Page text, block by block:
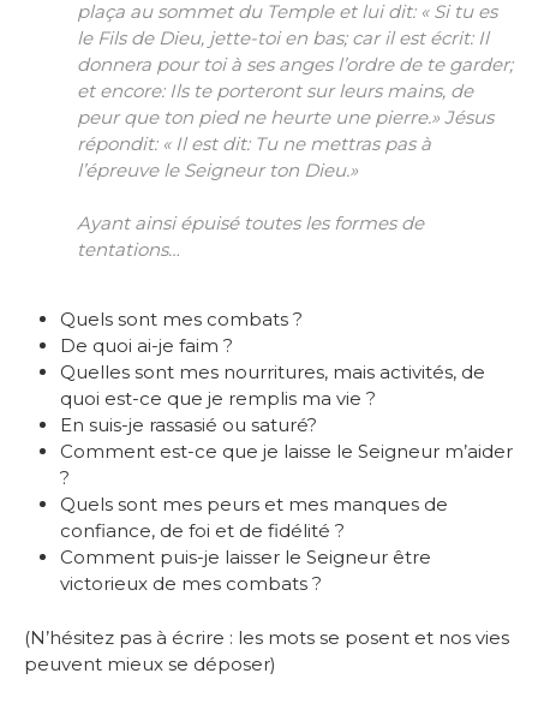
plaça au sommet du Temple et lui dit: « Si tu es
le Fils de Dieu, jette-toi en bas; car il est écrit: Il
donnera pour toi à ses anges l’ordre de te garder;
et encore: Ils te porteront sur leurs mains, de
peur que ton pied ne heurte une pierre.» Jésus
répondit: « Il est dit: Tu ne mettras pas à
l’épreuve le Seigneur ton Dieu.»
Ayant ainsi épuisé toutes les formes de
tentations…
Quels sont mes combats ?
De quoi ai-je faim ?
Quelles sont mes nourritures, mais activités, de
quoi est-ce que je remplis ma vie ?
En suis-je rassasié ou saturé?
Comment est-ce que je laisse le Seigneur m’aider
?
Quels sont mes peurs et mes manques de
confiance, de foi et de fidélité ?
Comment puis-je laisser le Seigneur être
victorieux de mes combats ?
(N’hésitez pas à écrire : les mots se posent et nos vies
peuvent mieux se déposer)